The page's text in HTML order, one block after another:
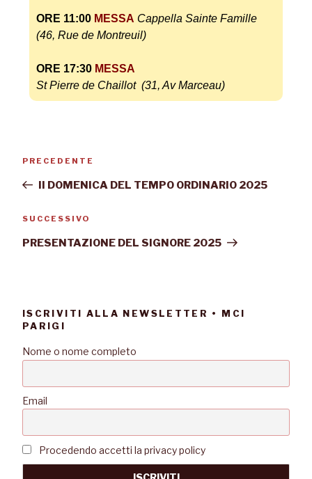
ORE 11:00 MESSA Cappella Sainte Famille
(46, Rue de Montreuil)
ORE 17:30 MESSA
St Pierre de Chaillot (31, Av Marceau)
PRECEDENTE
II DOMENICA DEL TEMPO ORDINARIO 2025
SUCCESSIVO
PRESENTAZIONE DEL SIGNORE 2025
ISCRIVITI ALLA NEWSLETTER • MCI
PARIGI
Nome o nome completo
Email
Procedendo accetti la privacy policy